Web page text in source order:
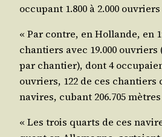
occu­pant 1.800 à 2.000
« Par contre, en Hol­lande, en
chan­tiers avec 19.000 ouvriers
par chan­tier), dont 4
ouvriers, 122 de ces chan­tiers
navires, cubant 206.705
« Les trois quarts de ces